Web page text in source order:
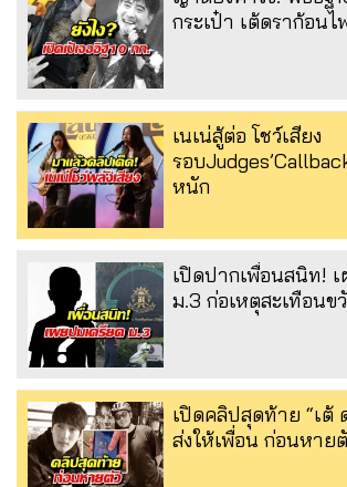
กระเป๋า เต้ดราก้อนไ
เนเน่สู้ต่อ โชว์เสียง
รอบ
หนัก
เปิดปากเพื่อนสนิท!
ม.3 ก่อเหตุสะเทือนข
เปิดคลิปสุดท้าย “เต้
ส่งให้เพื่อน ก่อนหาย